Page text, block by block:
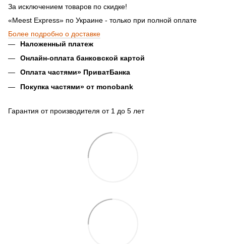
За исключением товаров по скидке!
«Meest Express» по Украине - только при полной оплате
Более подробно о доставке
Наложенный платеж
Онлайн-оплата банковской картой
Оплата частями» ПриватБанка
Покупка частями» от monobank
Гарантия от производителя от 1 до 5 лет